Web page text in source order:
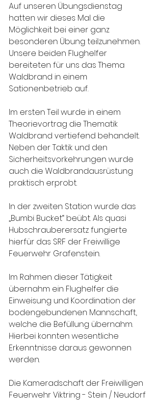
Auf unseren Übungsdienstag
hatten wir dieses Mal die
Möglichkeit bei einer ganz
besonderen Übung teilzunehmen.
Unsere beiden Flughelfer
bereiteten für uns das Thema
Waldbrand in einem
Sationenbetrieb auf.
Im ersten Teil wurde in einem
Theorievortrag die Thematik
Waldbrand vertiefend behandelt.
Neben der Taktik und den
Sicherheitsvorkehrungen wurde
auch die Waldbrandausrüstung
praktisch erprobt.
In der zweiten Station wurde das
„Bumbi Bucket“ beübt. Als quasi
Hubschrauberersatz fungierte
hierfür das SRF der Freiwillige
Feuerwehr Grafenstein.
Im Rahmen dieser Tätigkeit
übernahm ein Flughelfer die
Einweisung und Koordination der
bodengebundenen Mannschaft,
welche die Befüllung übernahm.
Hierbei konnten wesentliche
Erkenntnisse daraus gewonnen
werden.
Die Kameradschaft der Freiwilligen
Feuerwehr Viktring - Stein / Neudorf